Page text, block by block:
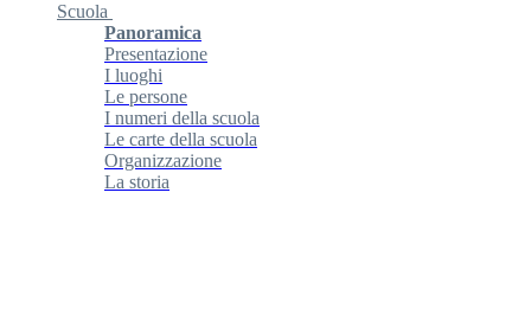
Scuola
Panoramica
Presentazione
I luoghi
Le persone
I numeri della scuola
Le carte della scuola
Organizzazione
La storia